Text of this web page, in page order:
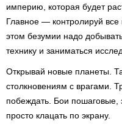
империю, которая будет
Главное — контролируй
этом безумии надо
технику и заниматься
Открывай новые планеты.
столкновениям с врагами.
побеждать. Бои пошаговые,
просто клацать по экрану.